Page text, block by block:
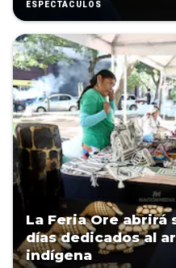
ESPECTÁCULOS
La Feria Ore abrirá
días dedicados al
indígena